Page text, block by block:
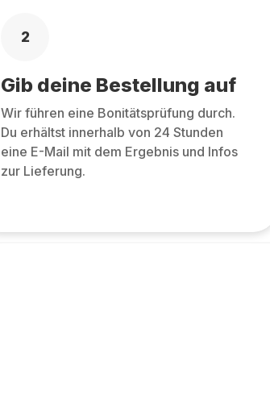
2
Gib deine Bestellung auf
Wir führen eine Bonitätsprüfung durch.
Du erhältst innerhalb von 24 Stunden
eine E-Mail mit dem Ergebnis und Infos
zur Lieferung.